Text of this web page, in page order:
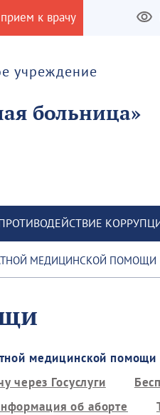
к врачу
учреждение
больница»
МЕДИЦИНСКОЙ ПОМОЩИ
медицинской помощи
через Госуслуги
об аборте